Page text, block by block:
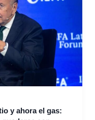
y ahora el gas: